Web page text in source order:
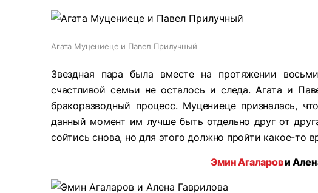
Агата Муцениеце и Павел Прилучный
Звездная пара была вместе на протяжении
счастливой семьи не осталось и следа. Агата и
бракоразводный процесс. Муцениеце призналась,
данный момент им лучше быть отдельно друг от
сойтись снова, но для этого должно пройти какое-то
Эмин Агаларови